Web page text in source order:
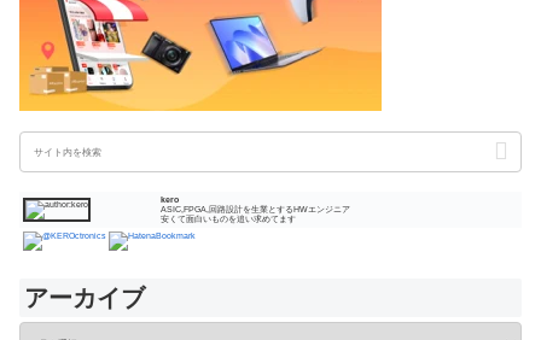
kero
ASIC,FPGA,回路設計を生業とするHWエンジニア
安くて面白いものを追い求めてます
アーカイブ